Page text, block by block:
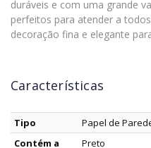
duráveis e com uma grande
perfeitos para atender a
decoração fina e elegante
Características
Tipo
Papel de
Contém a
Preto